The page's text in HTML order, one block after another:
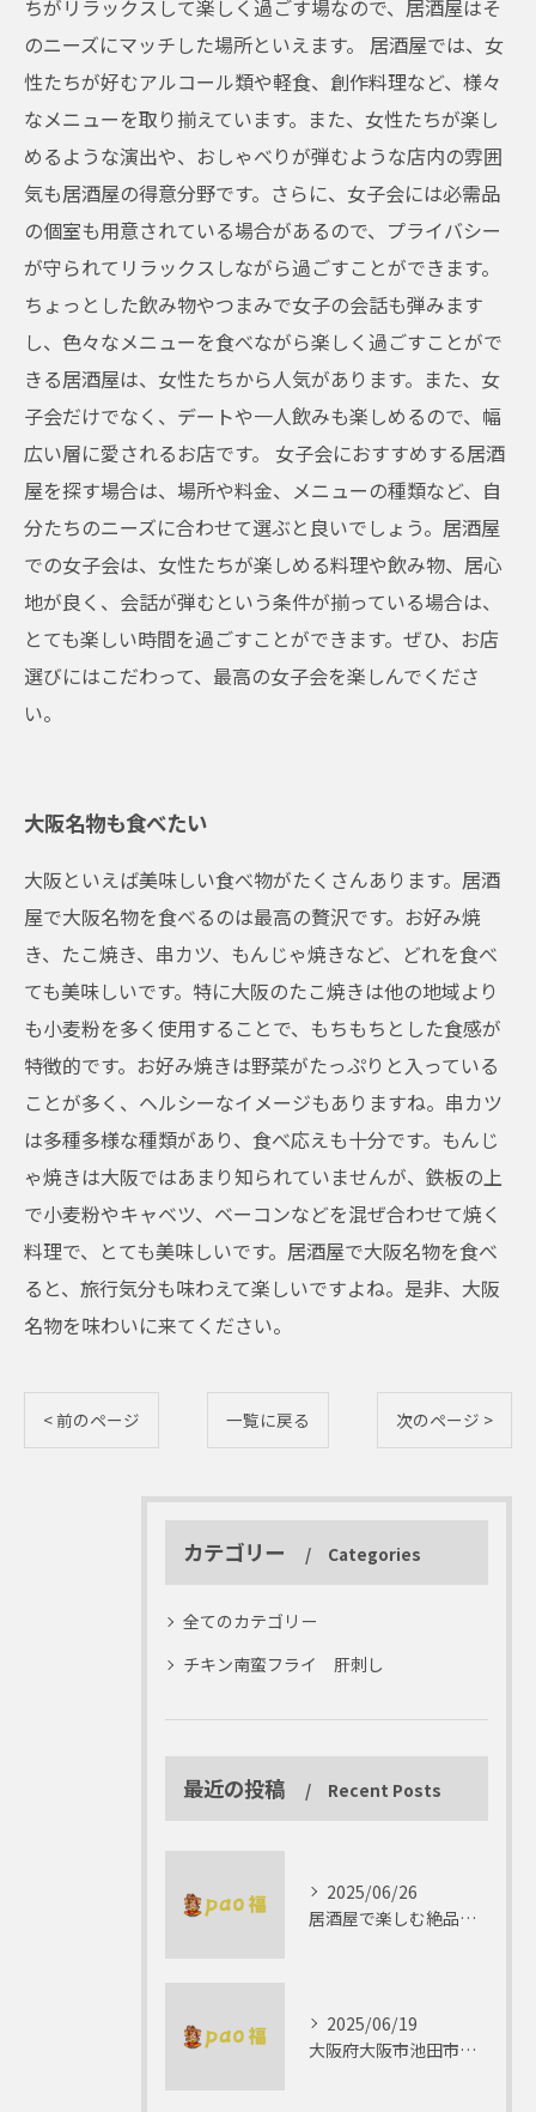
ちがリラックスして楽しく過ごす場なので、居酒屋はそ
のニーズにマッチした場所といえます。 居酒屋では、女
性たちが好むアルコール類や軽食、創作料理など、様々
なメニューを取り揃えています。また、女性たちが楽し
めるような演出や、おしゃべりが弾むような店内の雰囲
気も居酒屋の得意分野です。さらに、女子会には必需品
の個室も用意されている場合があるので、プライバシー
が守られてリラックスしながら過ごすことができます。
ちょっとした飲み物やつまみで女子の会話も弾みます
し、色々なメニューを食べながら楽しく過ごすことがで
きる居酒屋は、女性たちから人気があります。また、女
子会だけでなく、デートや一人飲みも楽しめるので、幅
広い層に愛されるお店です。 女子会におすすめする居酒
屋を探す場合は、場所や料金、メニューの種類など、自
分たちのニーズに合わせて選ぶと良いでしょう。居酒屋
での女子会は、女性たちが楽しめる料理や飲み物、居心
地が良く、会話が弾むという条件が揃っている場合は、
とても楽しい時間を過ごすことができます。ぜひ、お店
選びにはこだわって、最高の女子会を楽しんでくださ
い。
大阪名物も食べたい
大阪といえば美味しい食べ物がたくさんあります。居酒
屋で大阪名物を食べるのは最高の贅沢です。お好み焼
き、たこ焼き、串カツ、もんじゃ焼きなど、どれを食べ
ても美味しいです。特に大阪のたこ焼きは他の地域より
も小麦粉を多く使用することで、もちもちとした食感が
特徴的です。お好み焼きは野菜がたっぷりと入っている
ことが多く、ヘルシーなイメージもありますね。串カツ
は多種多様な種類があり、食べ応えも十分です。もんじ
ゃ焼きは大阪ではあまり知られていませんが、鉄板の上
で小麦粉やキャベツ、ベーコンなどを混ぜ合わせて焼く
料理で、とても美味しいです。居酒屋で大阪名物を食べ
ると、旅行気分も味わえて楽しいですよね。是非、大阪
名物を味わいに来てください。
< 前のページ 一覧に戻る 次のページ >
カテゴリー Categories
全てのカテゴリー
チキン南蛮フライ 肝刺し
最近の投稿 Recent Posts
2025/06/26
居酒屋で楽しむ絶品テリーヌの世界
2025/06/19
大阪府大阪市池田市で楽しむしゃぶしゃぶの魅力とは？